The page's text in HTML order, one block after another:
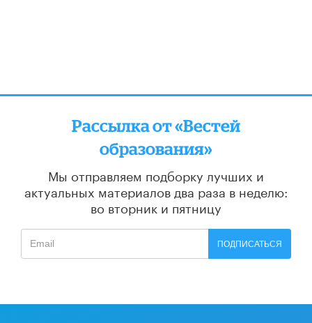
Рассылка от «Вестей
образования»
Мы отправляем подборку лучших и
актуальных материалов два раза в неделю:
во вторник и пятницу
ПОДПИСАТЬСЯ